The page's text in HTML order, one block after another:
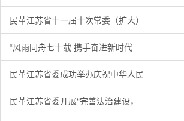
民革江苏省十一届十次常委（扩大）
“风雨同舟七十载 携手奋进新时代
民革江苏省委成功举办庆祝中华人民
民革江苏省委开展“完善法治建设，